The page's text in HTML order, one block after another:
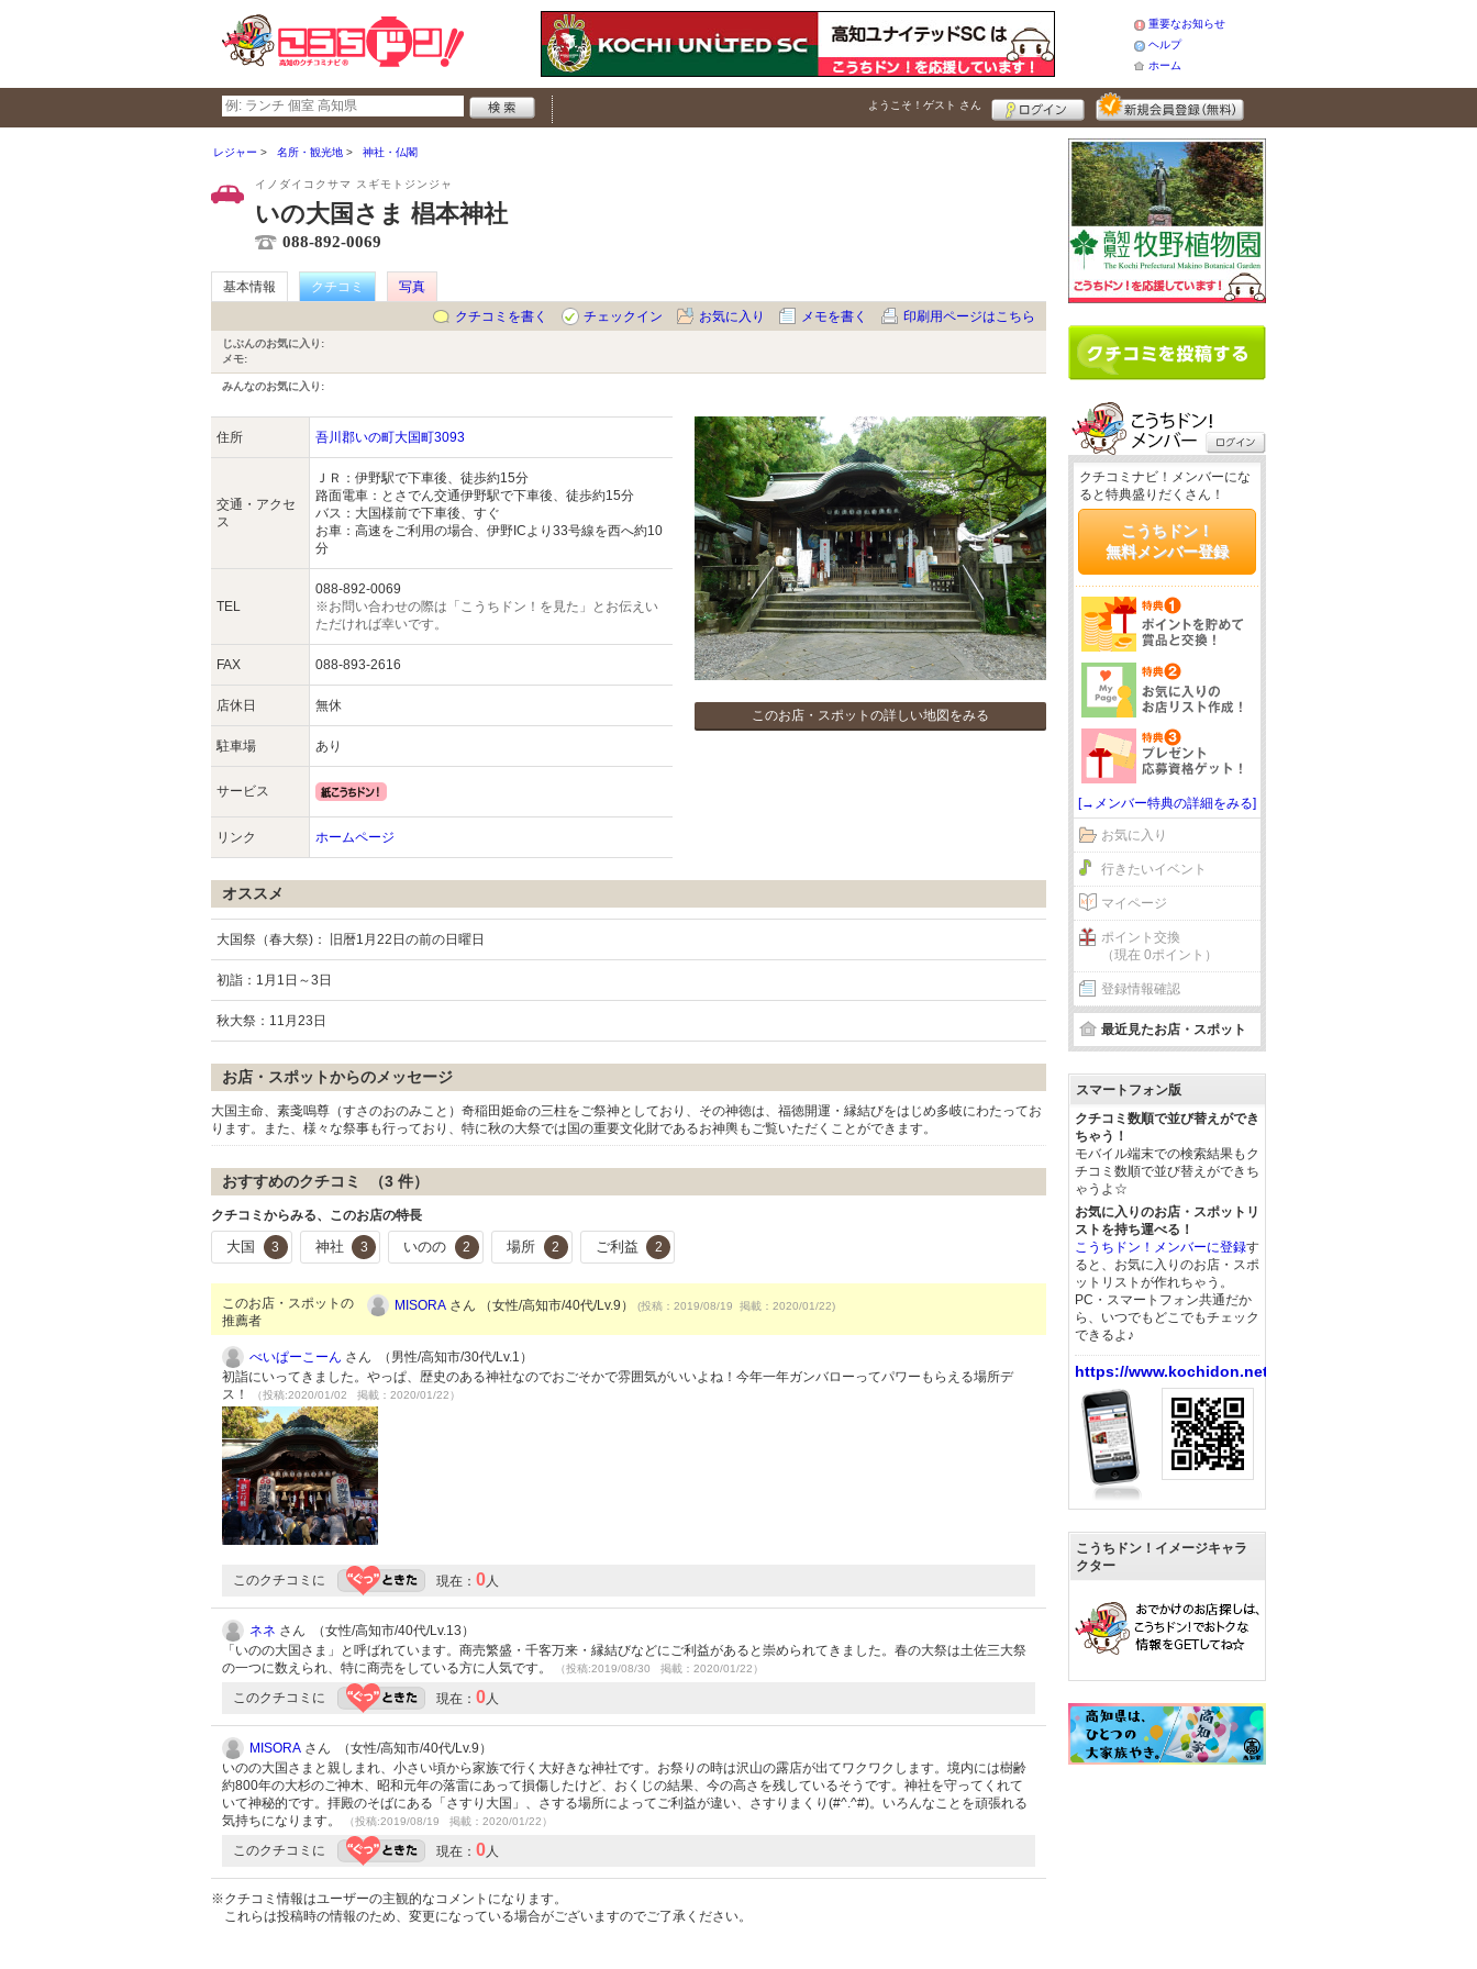
重要なお知らせ
ヘルプ
ホーム
ようこそ！ ゲスト さん
レジャー 名所・観光地 神社・仏閣
イノダイコクサマ スギモトジンジャ
いの大国さま 椙本神社
088-892-0069
基本情報 クチコミ
写真
クチコミを書く
チェックイン お気に入り メモを書く 印刷用ページはこちら
じぶんのお気に入り:
メモ:
みんなのお気に入り:
住所 吾川郡いの町大国町3093
交通・アクセ
ス
ＪＲ：伊野駅で下車後、徒歩約15分
路面電車：とさでん交通伊野駅で下車後、徒歩約15分
バス：大国様前で下車後、すぐ
お車：高速をご利用の場合、伊野ICより33号線を西へ約10
分
TEL
088-892-0069
※お問い合わせの際は「こうちドン！を見た」とお伝えい
ただければ幸いです。
FAX 088-893-2616
店休日 無休
駐車場 あり
サービス
リンク ホームページ
このお店・スポットの詳しい地図をみる
オススメ
大国祭（春大祭)： 旧暦1月22日の前の日曜日
初詣：1月1日～3日
秋大祭：11月23日
お店・スポットからのメッセージ
大国主命、素戔嗚尊（すさのおのみこと）奇稲田姫命の三柱をご祭神としており、その神徳は、福徳開運・縁結びをはじめ多岐にわたってお
ります。また、様々な祭事も行っており、特に秋の大祭では国の重要文化財であるお神輿もご覧いただくことができます。
おすすめのクチコミ （3 件）
クチコミからみる、このお店の特長
大国 3 神社 3 いのの 2 場所 2 ご利益 2
このお店・スポットの
推薦者
MISORA さん （女性/高知市/40代/Lv.9） (投稿：2019/08/19 掲載：2020/01/22)
べいぱーこーん さん （男性/高知市/30代/Lv.1）
初詣にいってきました。やっぱ、歴史のある神社なのでおごそかで雰囲気がいいよね！今年一年ガンバローってパワーもらえる場所デ
ス！
（投稿:2020/01/02 掲載：2020/01/22）
このクチコミに 現在： 0 人
ネネ さん （女性/高知市/40代/Lv.13）
「いのの大国さま」と呼ばれています。商売繁盛・千客万来・縁結びなどにご利益があると崇められてきました。春の大祭は土佐三大祭
の一つに数えられ、特に商売をしている方に人気です。
（投稿:2019/08/30 掲載：2020/01/22）
このクチコミに 現在： 0 人
MISORA さん （女性/高知市/40代/Lv.9）
いのの大国さまと親しまれ、小さい頃から家族で行く大好きな神社です。お祭りの時は沢山の露店が出てワクワクします。境内には樹齢
約800年の大杉のご神木、昭和元年の落雷にあって損傷したけど、おくじの結果、今の高さを残しているそうです。神社を守ってくれて
いて神秘的です。拝殿のそばにある「さすり大国」、さする場所によってご利益が違い、さすりまくり(#^.^#)。いろんなことを頑張れる
気持ちになります。
（投稿:2019/08/19 掲載：2020/01/22）
このクチコミに 現在： 0 人
※クチコミ情報はユーザーの主観的なコメントになります。
これらは投稿時の情報のため、変更になっている場合がございますのでご了承ください。
クチコミナビ！メンバーにな
ると特典盛りだくさん！
こうちドン！
無料メンバー登録
[→メンバー特典の詳細をみる]
お気に入り
行きたいイベント
マイページ
ポイント交換
（現在 0ポイント）
登録情報確認
最近見たお店・スポット
スマートフォン版
クチコミ数順で並び替えができ
ちゃう！
モバイル端末での検索結果もク
チコミ数順で並び替えができち
ゃうよ☆
お気に入りのお店・スポットリ
ストを持ち運べる！
こうちドン！メンバーに登録す
ると、お気に入りのお店・スポ
ットリストが作れちゃう。
PC・スマートフォン共通だか
ら、いつでもどこでもチェック
できるよ♪
https://www.kochidon.net/
こうちドン！イメージキャラ
クター